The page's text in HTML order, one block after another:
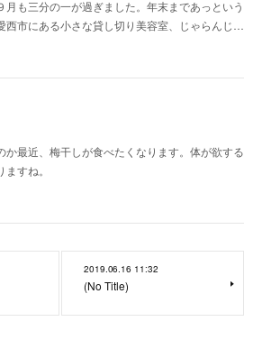
も三分の一が過ぎました。年末まであっという
西市にある小さな貸し切り美容室、じゃらんじ…
か最近、梅干しが食べたくなります。体が欲する
すね。
2019.06.16 11:32
(No Title)